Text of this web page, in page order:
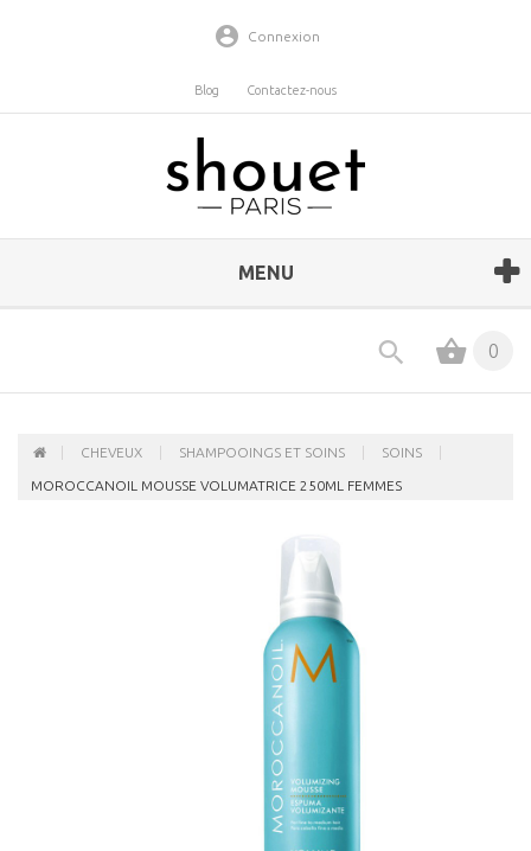
Connexion
Blog Contactez-nous
MENU
0
CHEVEUX SHAMPOOINGS ET SOINS SOINS
MOROCCANOIL MOUSSE VOLUMATRICE 250ML FEMMES